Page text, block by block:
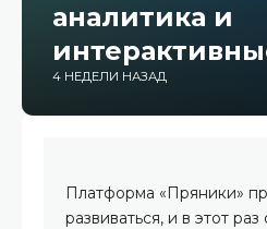
аналитика и
4 НЕДЕЛИ НАЗАД
Платформа «Пряники»
развиваться, и в этот